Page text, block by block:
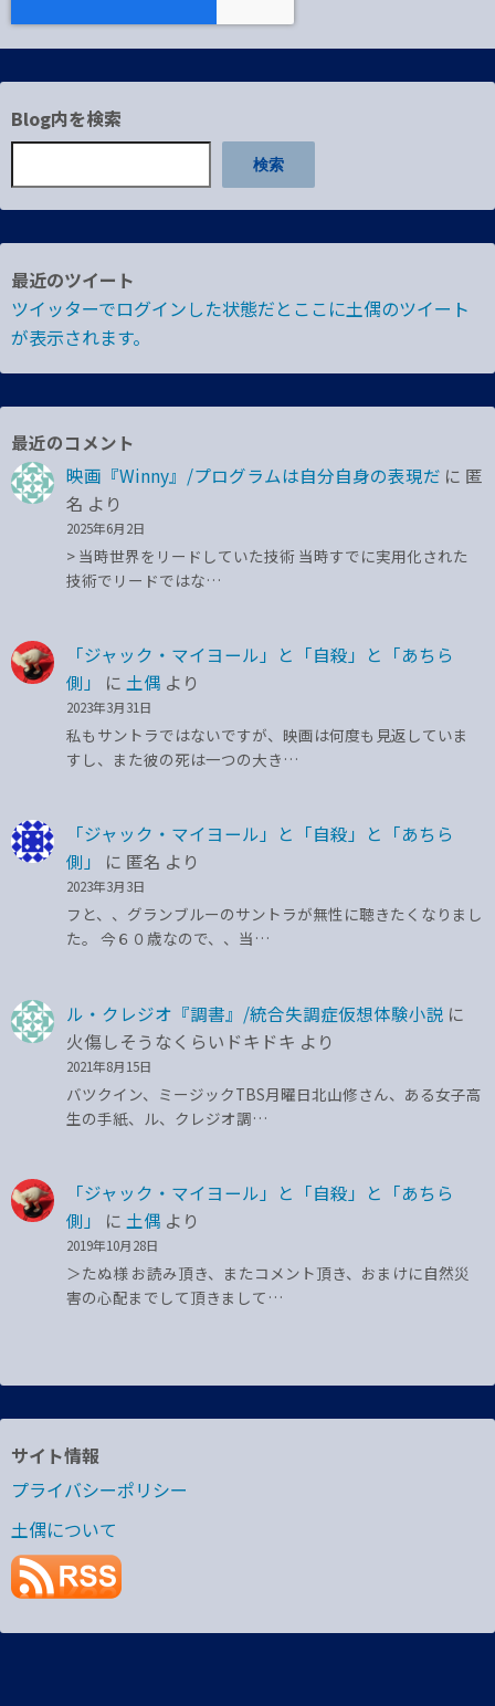
Blog内を検索
検索
最近のツイート
ツイッターでログインした状態だとここに土偶のツイート
が表示されます。
最近のコメント
映画『Winny』/プログラムは自分自身の表現だ に 匿
名 より
2025年6月2日
> 当時世界をリードしていた技術 当時すでに実用化された
技術でリードではな…
「ジャック・マイヨール」と「自殺」と「あちら
側」
に 土偶 より
2023年3月31日
私もサントラではないですが、映画は何度も見返していま
すし、また彼の死は一つの大き…
「ジャック・マイヨール」と「自殺」と「あちら
側」
に 匿名 より
2023年3月3日
フと、、グランブルーのサントラが無性に聴きたくなりまし
た。 今６０歳なので、、当…
ル・クレジオ『調書』/統合失調症仮想体験小説 に
火傷しそうなくらいドキドキ より
2021年8月15日
バツクイン、ミージックTBS月曜日北山修さん、ある女子高
生の手紙、ル、クレジオ調…
「ジャック・マイヨール」と「自殺」と「あちら
側」
に 土偶 より
2019年10月28日
＞たぬ様 お読み頂き、またコメント頂き、おまけに自然災
害の心配までして頂きまして…
サイト情報
プライバシーポリシー
土偶について